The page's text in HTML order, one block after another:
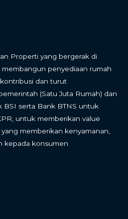
Properti yang bergerak di
membangun penyediaan rumah
dan turut
(Satu Juta Rumah) dan
BSI serta Bank BTNS untuk
untuk memberikan value
memberikan kenyamanan,
kepada konsumen